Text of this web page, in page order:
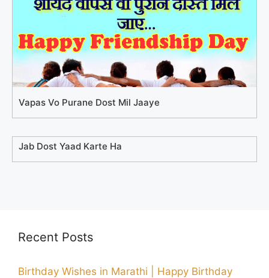
Vapas Vo Purane Dost Mil Jaaye
Jab Dost Yaad Karte Ha
Recent Posts
Birthday Wishes in Marathi | Happy Birthday